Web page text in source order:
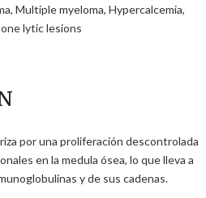
Multiple myeloma, Hypercalcemia,
lytic lesions
por una proliferación descontrolada
en la medula ósea, lo que lleva a
y de sus cadenas.